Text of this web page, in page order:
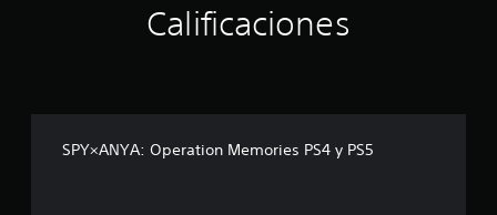
Calificaciones
SPY×ANYA: Operation Memories PS4 y PS5